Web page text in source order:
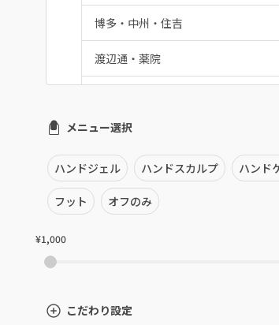
博多・中州・住吉
渡辺通・薬院
六本松・別府・西新
井尻・南福岡・春日原
七隈・野芥・次郎丸
九産大・福津・糟屋郡
メニュー選択
ハンドジェル ハンドスカルプ ハンド
フット オフのみ
¥1,000
こだわり設定